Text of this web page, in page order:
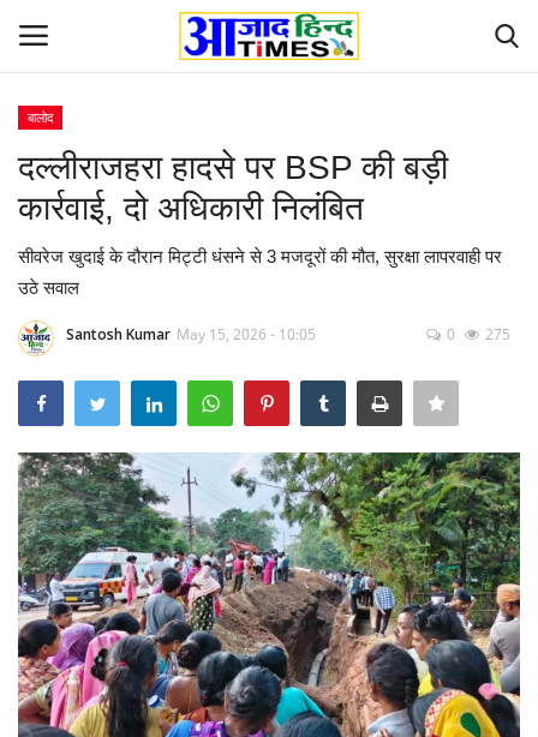
Home
ओडिशा
Contact
देश-विदेश
छत्तीसगढ़ राज्य
दुनिया
मनोरंजन
सेहत
धर्म
बालोद
दल्लीराजहरा हादसे पर BSP की बड़ी
कार्रवाई, दो अधिकारी निलंबित
सीवरेज खुदाई के दौरान मिट्टी धंसने से 3 मजदूरों की मौत, सुरक्षा लापरवाही पर
उठे सवाल
Santosh Kumar May 15, 2026 - 10:05 0 275